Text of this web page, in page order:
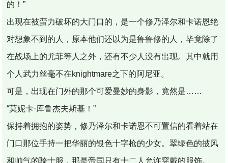
的！”
出现在被蛮力破坏的大门口的，是一个修乃泽尔和卡诺恩绝
对想象不到的人，原本他们还以为是鲁鲁修的人，毕竟除了
在战场上的尤菲等人之外，还有不少人没有出现。其中就用
个人武力丝毫不在knightmare之下的阿尼亚。
可是，出现在门外的那个可爱曼妙的身影，竟然是……
“莫妮卡·库鲁杰夫斯基！”
保持着拥抱的姿势，修乃泽尔和卡诺恩不可置信的看着站在
门口那位手持一把华丽的银色十字枪的少女。翠绿色的披风
和帅气的骑士服，那是帝国只有十二人允许穿戴的服饰。